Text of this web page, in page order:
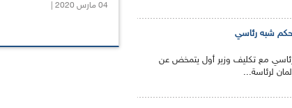
حكم شبه رئاسي
مع تكليف وزير أول يتمخض عن
لرئاسة...
04 مارس 2020 |